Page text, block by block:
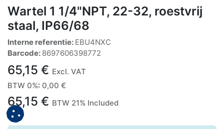
Wartel 1 1/4"NPT, 22-32, roestvrij
staal, IP66/68
Interne referentie: EBU4NXC
Barcode: 8697606398772
65,15 € Excl. VAT
BTW 0%: 0,00 €
65,15 € BTW 21% Included